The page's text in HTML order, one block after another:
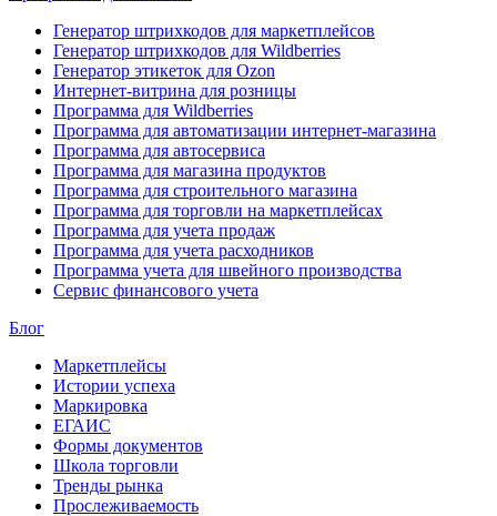
Генератор штрихкодов для маркетплейсов
Генератор штрихкодов для Wildberries
Генератор этикеток для Ozon
Интернет-витрина для розницы
Программа для Wildberries
Программа для автоматизации интернет-магазина
Программа для автосервиса
Программа для магазина продуктов
Программа для строительного магазина
Программа для торговли на маркетплейсах
Программа для учета продаж
Программа для учета расходников
Программа учета для швейного производства
Сервис финансового учета
Блог
Маркетплейсы
Истории успеха
Маркировка
ЕГАИС
Формы документов
Школа торговли
Тренды рынка
Прослеживаемость